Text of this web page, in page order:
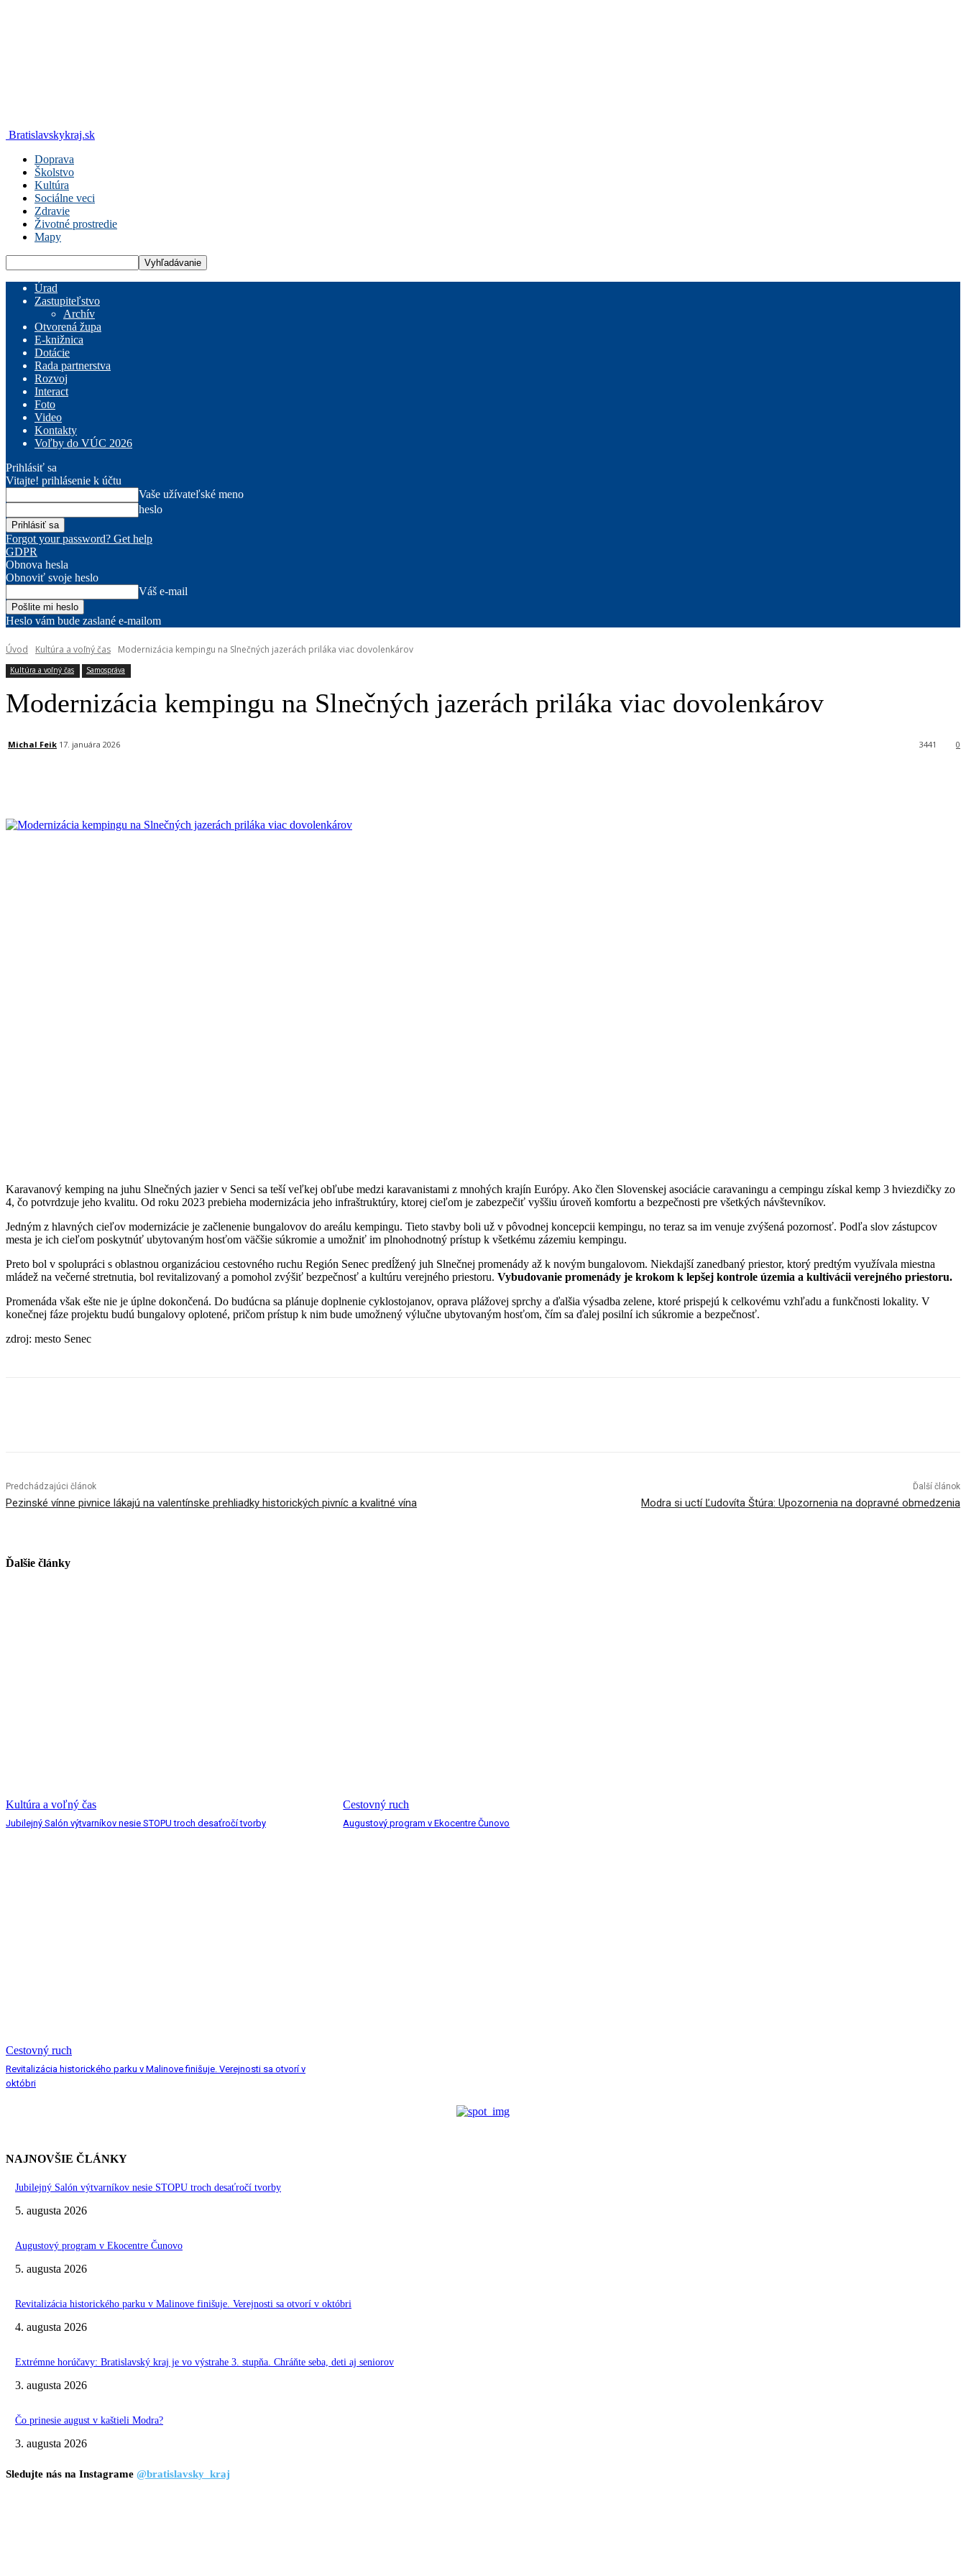
Bratislavskykraj.sk
Doprava
Školstvo
Kultúra
Sociálne veci
Zdravie
Životné prostredie
Mapy
Úrad
Zastupiteľstvo
Archív
Otvorená župa
E-knižnica
Dotácie
Rada partnerstva
Rozvoj
Interact
Foto
Video
Kontakty
Voľby do VÚC 2026
Prihlásiť sa
Vitajte! prihlásenie k účtu
Vaše užívateľské meno
heslo
Forgot your password? Get help
GDPR
Obnova hesla
Obnoviť svoje heslo
Váš e-mail
Heslo vám bude zaslané e-mailom
Úvod Kultúra a voľný čas Modernizácia kempingu na Slnečných jazerách priláka viac dovolenkárov
Kultúra a voľný čas Samospráva
Modernizácia kempingu na Slnečných jazerách priláka viac dovolenkárov
Michal Feik 17. januára 2026 0
3441
Karavanový kemping na juhu Slnečných jazier v Senci sa teší veľkej obľube medzi karavanistami z mnohých krajín Európy. Ako člen Slovenskej asociácie caravaningu a cempingu získal kemp 3 hviezdičky zo
4, čo potvrdzuje jeho kvalitu. Od roku 2023 prebieha modernizácia jeho infraštruktúry, ktorej cieľom je zabezpečiť vyššiu úroveň komfortu a bezpečnosti pre všetkých návštevníkov.
Jedným z hlavných cieľov modernizácie je začlenenie bungalovov do areálu kempingu. Tieto stavby boli už v pôvodnej koncepcii kempingu, no teraz sa im venuje zvýšená pozornosť. Podľa slov zástupcov
mesta je ich cieľom poskytnúť ubytovaným hosťom väčšie súkromie a umožniť im plnohodnotný prístup k všetkému zázemiu kempingu.
Preto bol v spolupráci s oblastnou organizáciou cestovného ruchu Región Senec predĺžený juh Slnečnej promenády až k novým bungalovom. Niekdajší zanedbaný priestor, ktorý predtým využívala miestna
mládež na večerné stretnutia, bol revitalizovaný a pomohol zvýšiť bezpečnosť a kultúru verejného priestoru. Vybudovanie promenády je krokom k lepšej kontrole územia a kultivácii verejného priestoru.
Promenáda však ešte nie je úplne dokončená. Do budúcna sa plánuje doplnenie cyklostojanov, oprava plážovej sprchy a ďalšia výsadba zelene, ktoré prispejú k celkovému vzhľadu a funkčnosti lokality. V
konečnej fáze projektu budú bungalovy oplotené, pričom prístup k nim bude umožnený výlučne ubytovaným hosťom, čím sa ďalej posilní ich súkromie a bezpečnosť.
zdroj: mesto Senec
Predchádzajúci článok
Pezinské vínne pivnice lákajú na valentínske prehliadky historických pivníc a kvalitné vína
Ďalší článok
Modra si uctí Ľudovíta Štúra: Upozornenia na dopravné obmedzenia
Ďalšie články
Kultúra a voľný čas
Jubilejný Salón výtvarníkov nesie STOPU troch desaťročí tvorby
Cestovný ruch
Augustový program v Ekocentre Čunovo
Cestovný ruch
Revitalizácia historického parku v Malinove finišuje. Verejnosti sa otvorí v
októbri
NAJNOVŠIE ČLÁNKY
Jubilejný Salón výtvarníkov nesie STOPU troch desaťročí tvorby
5. augusta 2026
Augustový program v Ekocentre Čunovo
5. augusta 2026
Revitalizácia historického parku v Malinove finišuje. Verejnosti sa otvorí v októbri
4. augusta 2026
Extrémne horúčavy: Bratislavský kraj je vo výstrahe 3. stupňa. Chráňte seba, deti aj seniorov
3. augusta 2026
Čo prinesie august v kaštieli Modra?
3. augusta 2026
Sledujte nás na Instagrame @bratislavsky_kraj